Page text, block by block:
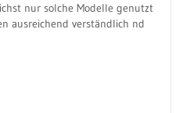
nur solche Modelle genutzt
ausreichend verständlich nd